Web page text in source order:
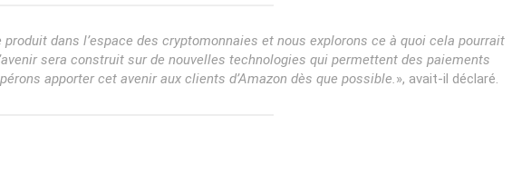
dans l’espace des cryptomonnaies et nous explorons ce à quoi cela pourrait
sera construit sur de nouvelles technologies qui permettent des paiements
apporter cet avenir aux clients d’Amazon dès que possible.», avait-il déclaré.